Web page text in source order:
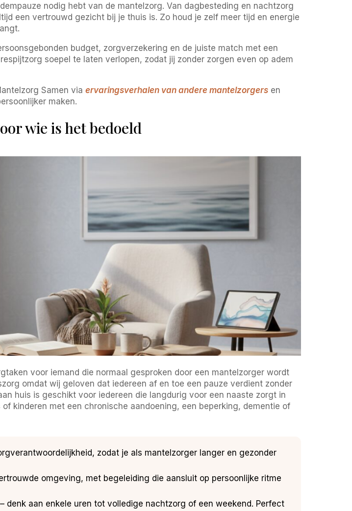
nodig hebt van de mantelzorg. Van dagbesteding en nachtzorg
een vertrouwd gezicht bij je thuis is. Zo houd je zelf meer tijd en energie
budget, zorgverzekering en de juiste match met een
soepel te laten verlopen, zodat jij zonder zorgen even op adem
Samen via ervaringsverhalen van andere mantelzorgers en
maken.
wie is het bedoeld
voor iemand die normaal gesproken door een mantelzorger wordt
omdat wij geloven dat iedereen af en toe een pauze verdient zonder
huis is geschikt voor iedereen die langdurig voor een naaste zorgt in
kinderen met een chronische aandoening, een beperking, dementie of
zodat je als mantelzorger langer en gezonder
omgeving, met begeleiding die aansluit op persoonlijke ritme
denk aan enkele uren tot volledige nachtzorg of een weekend. Perfect